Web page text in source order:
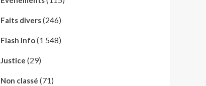
Faits divers(246)
Flash Info(1 548)
Justice (29)
Non classé (71)